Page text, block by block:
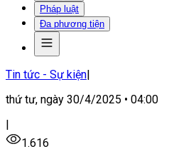
Pháp luật
Đa phương tiện
Tin tức - Sự kiện|
thứ tư, ngày 30/4/2025 • 04:00
|
1.616